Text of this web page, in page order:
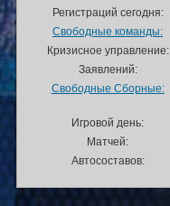
Регистраций сегодня:
Свободные команды:
Кризисное управление:
Заявлений:
Свободные Сборные:
Игровой день:
Матчей:
Автосоставов: